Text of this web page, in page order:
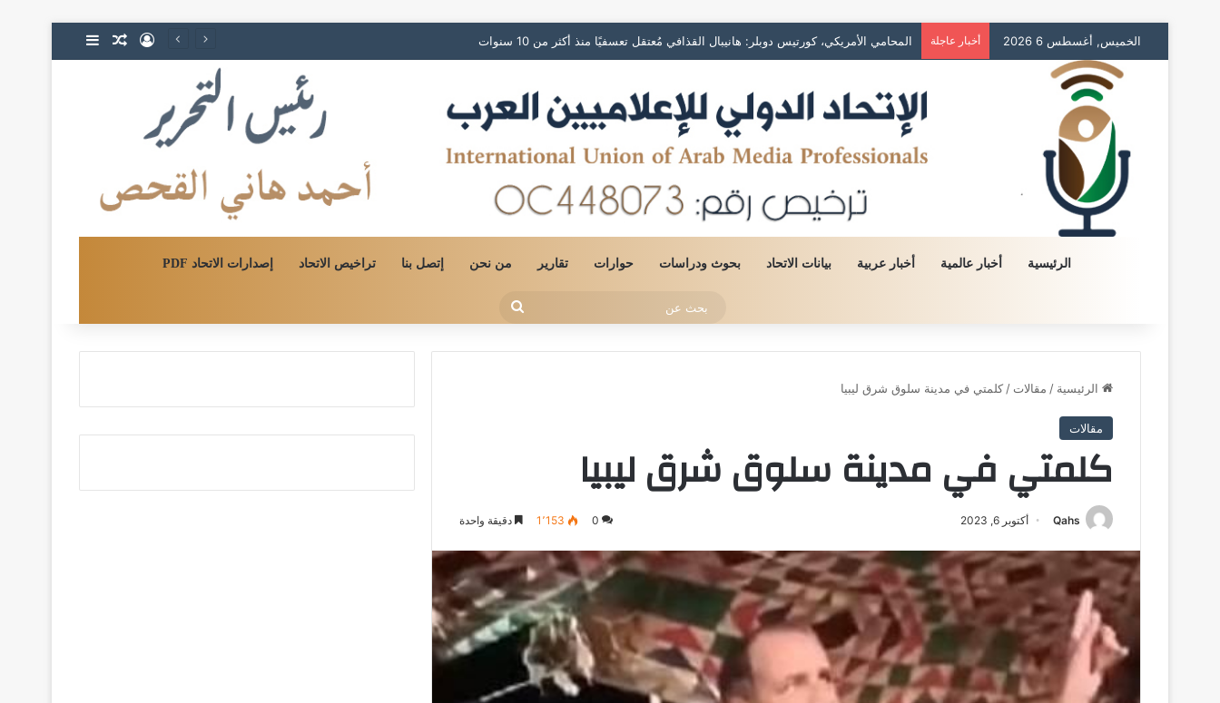
الخميس, أغسطس 6 2026 أخبار عاجلة احد مشائخ العشائر اللبنانية: يطالب من رئيس الوزراء اللبناني الإفراج عن المواطن هانيبال القذافي تسجيل الدخول
مقال عشوائي
إضافة عمود
الرئيسية أخبار عالمية أخبار عربية بيانات الاتحاد بحوث ودراسات حوارات تقارير من نحن إتصل بنا تراخيص الاتحاد إصدارات الاتحاد PDF
بحث
الرئيسية / مقالات / كلمتي في مدينة سلوق شرق ليبيا
مقالات
كلمتي في مدينة سلوق شرق ليبيا
Qahs أكتوبر 6, 2023 0 1٬153 دقيقة واحدة